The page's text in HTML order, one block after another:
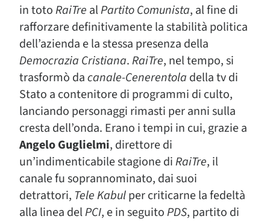
in totoRaiTre alPartito Comunista, al fine di
rafforzare definitivamente la stabilità politica
dell’azienda e la stessa presenza della
Democrazia Cristiana.RaiTre, nel tempo, si
trasformò dacanale-Cenerentola della tv di
Stato a contenitore di programmi di culto,
lanciando personaggi rimasti per anni sulla
cresta dell’onda. Erano i tempi in cui, grazie a
Angelo Guglielmi, direttore di
un’indimenticabile stagione diRaiTre, il
canale fu soprannominato, dai suoi
detrattori, Tele Kabulper criticarne la fedeltà
alla linea delPCI, e in seguitoPDS, partito di